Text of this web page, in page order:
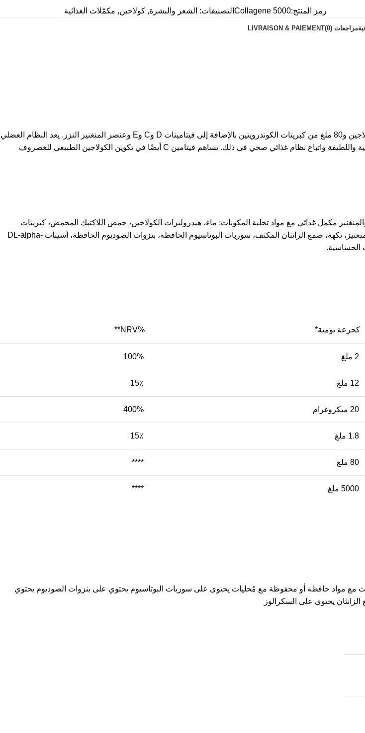
رمز المنتج:Collagene 5000 التصنيفات: الشعر والبشرة, كولاجين, مكمّلات الغذائية
مراجعات (0) LIVRAISON & PAIEMENT
تحتوي عصا واحدة من سائل Doppelherz Collagen 5000 على 5000 ملغ من هيدروليزات الكولاجين و80 ملغ من كبريتات الكوندرويتين بالإضافة إلى فيتامينات D وC وE وعنصر المنغنيز النزر. يعد النظام العضلي
الهيكلي الصحي شرطًا أساسيًا لجودة الحياة في أي عمر. يمكن أن تساهم التمارين الرياضية الكافية واللطيفة واتباع نظام غذائي صحي في ذلك. يساهم فيتامين C أيضًا في تكوين الكولاجين الطبيعي للغضروف
مكمل غذائي مع مواد تحلية المكونات: ماء، هيدروليزات الكولاجين، حمض اللاكتيك المحمض، كبريتات
الكوندرويتين، حمض الستريك المحمض، حمض إل-أسكوربيك، أسكوربات الصوديوم، غلوكونات المنغنيز، نكهة، صمغ الزانثان المكثف، سوربات البوتاسيوم الحافظة، بنزوات الصوديوم الحافظة، أسيتات DL-alpha-
كجرعة يومية* %NRV**
2 ملغ 100%
12 ملغ 15٪
20 ميكروغرام 400%
1.8 ملغ 15٪
80 ملغ ****
5000 ملغ ****
مواد حافظة أو محفوظة مع مُحليات يحتوي على سوربات البوتاسيوم يحتوي على بنزوات الصوديوم يحتوي
يحتوي على السكرالوز